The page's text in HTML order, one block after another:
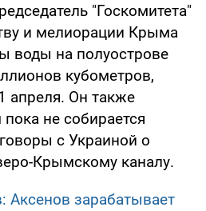
"Госкомитета"
и мелиорации Крыма
воды на полуострове
кубометров,
апреля. Он также
не собирается
с Украиной о
Крымскому каналу.
зарабатывает